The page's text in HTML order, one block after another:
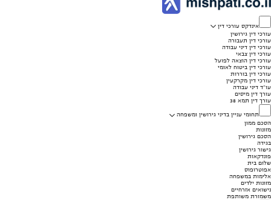
אינדקס עורכי דין
עורכי דין גירושין
עורכי דין תעבורה
עורכי דין דיני עבודה
עורכי דין צבאי
עורכי דין הוצאה לפועל
עורכי דין ביטוח לאומי
עורכי דין בוררות
עורכי דין מקרקעין
עו"ד דיני עבודה
עורך דין מיסים
עורך דין תמא 38
תחומי עניין בדיני גירושין ומשפחה
הסכם ממון
מזונות
הסכם גירושין
בגידה
גישור גירושין
פונדקאות
שלום בית
אפוטרופוס
אלימות במשפחה
מזונות ילדים
נישואים אזרחיים
משמורת משותפת